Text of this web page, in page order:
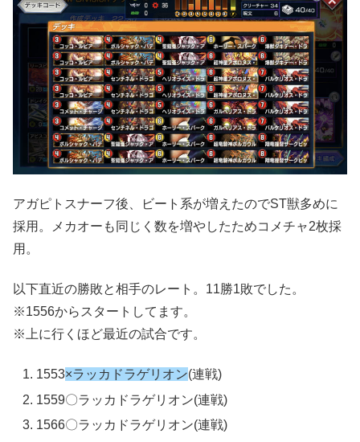
アガピトスナーフ後、ビート系が増えたのでST獣多めに
採用。メカオーも同じく数を増やしたためコメチャ2枚採
用。
以下直近の勝敗と相手のレート。11勝1敗でした。
※1556からスタートしてます。
※上に行くほど最近の試合です。
1553×ラッカドラゲリオン(連戦)
1559〇ラッカドラゲリオン(連戦)
1566〇ラッカドラゲリオン(連戦)